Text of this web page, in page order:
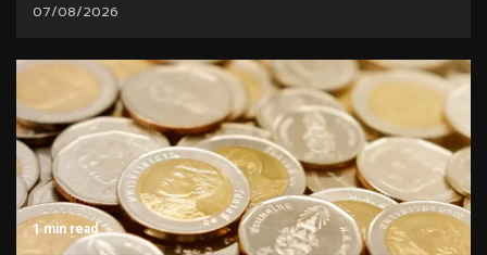
07/08/2026
1 min read